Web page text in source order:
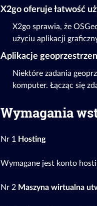
X2go oferuje łatwość
X2go sprawia, że
użyciu aplikacji
Aplikacje
Niektóre zadania
komputer. Łącząc się
Wymagania
Nr 1 Hosting
Wymagane jest konto
Nr 2 Maszyna wirtualna